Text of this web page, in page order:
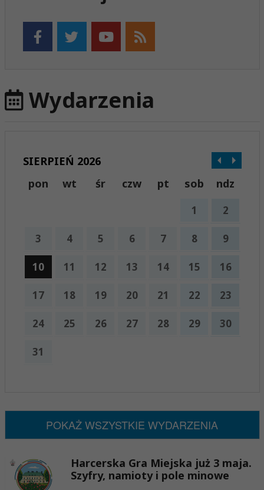
Wydarzenia
SIERPIEŃ 2026
pon
wt śr czw pt sob ndz
1 2
3 4 5 6 7 8 9
10 11 12 13 14 15 16
17 18 19 20 21 22 23
24 25 26 27 28 29 30
31
POKAŻ WSZYSTKIE WYDARZENIA
Harcerska Gra Miejska już 3 maja.
Szyfry, namioty i pole minowe